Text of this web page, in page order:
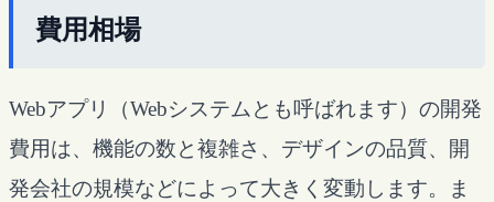
費用相場
Webアプリ（Webシステムとも呼ばれます）の開発
費用は、機能の数と複雑さ、デザインの品質、開
発会社の規模などによって大きく変動します。ま